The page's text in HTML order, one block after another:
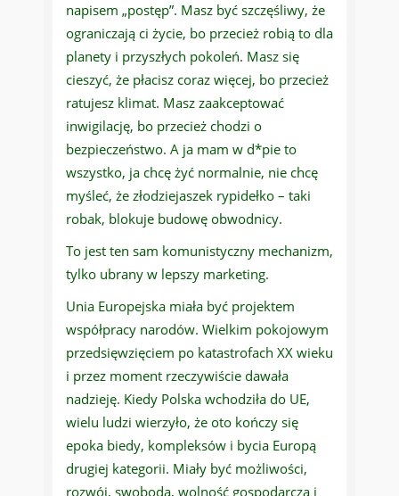
napisem „postęp”. Masz być szczęśliwy, że
ograniczają ci życie, bo przecież robią to dla
planety i przyszłych pokoleń. Masz się
cieszyć, że płacisz coraz więcej, bo przecież
ratujesz klimat. Masz zaakceptować
inwigilację, bo przecież chodzi o
bezpieczeństwo. A ja mam w d*pie to
wszystko, ja chcę żyć normalnie, nie chcę
myśleć, że złodziejaszek rypidełko – taki
robak, blokuje budowę obwodnicy.
To jest ten sam komunistyczny mechanizm,
tylko ubrany w lepszy marketing.
Unia Europejska miała być projektem
współpracy narodów. Wielkim pokojowym
przedsięwzięciem po katastrofach XX wieku
i przez moment rzeczywiście dawała
nadzieję. Kiedy Polska wchodziła do UE,
wielu ludzi wierzyło, że oto kończy się
epoka biedy, kompleksów i bycia Europą
drugiej kategorii. Miały być możliwości,
rozwój, swoboda, wolność gospodarcza i